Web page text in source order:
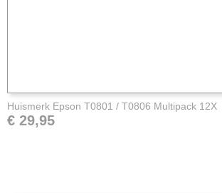
Huismerk Epson T0801 / T0806 Multipack 12X
€ 29,95